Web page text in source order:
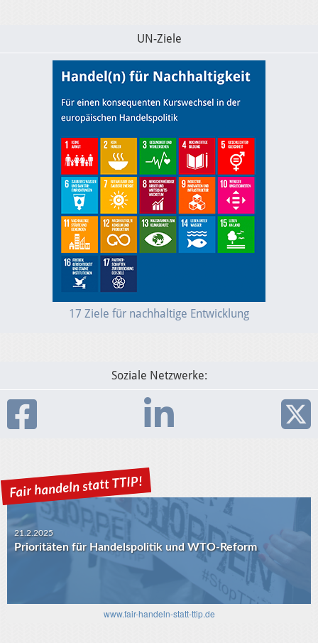
UN-Ziele
17 Ziele für nachhaltige Entwicklung
Soziale Netzwerke:
21.2.2025
Prioritäten für Handelspolitik und WTO-Reform
www.fair-handeln-statt-ttip.de